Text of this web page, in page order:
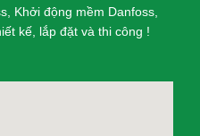
Khởi động mềm Danfoss,
kế, lắp đặt và thi công !